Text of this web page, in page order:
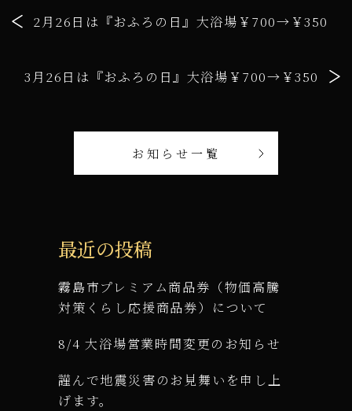
2月26日は『おふろの日』大浴場￥700→￥350
3月26日は『おふろの日』大浴場￥700→￥350
お知らせ一覧
最近の投稿
霧島市プレミアム商品券（物価高騰
対策くらし応援商品券）について
8/4 大浴場営業時間変更のお知らせ
謹んで地震災害のお見舞いを申し上
げます。